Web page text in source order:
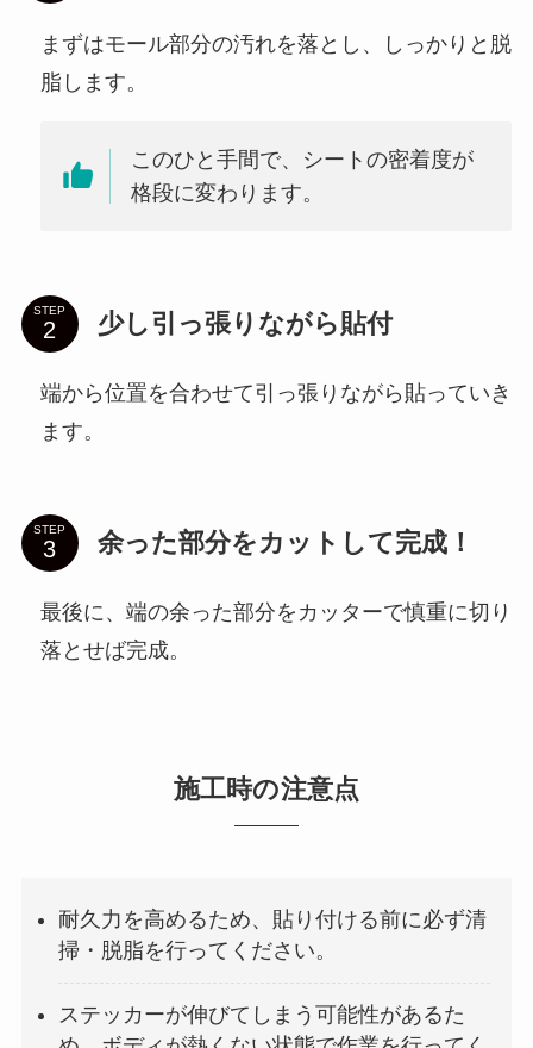
まずはモール部分の汚れを落とし、しっかりと脱
脂します。
このひと手間で、シートの密着度が
格段に変わります。
STEP 少し引っ張りながら貼付
端から位置を合わせて引っ張りながら貼っていき
ます。
STEP 余った部分をカットして完成！
最後に、端の余った部分をカッターで慎重に切り
落とせば完成。
施工時の注意点
耐久力を高めるため、貼り付ける前に必ず清
掃・脱脂を行ってください。
ステッカーが伸びてしまう可能性があるた